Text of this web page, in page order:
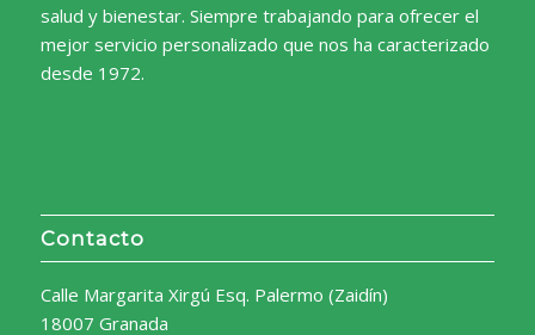
salud y bienestar. Siempre trabajando para ofrecer el
mejor servicio personalizado que nos ha caracterizado
desde 1972.
Contacto
Calle Margarita Xirgú Esq. Palermo (Zaidín)
18007 Granada